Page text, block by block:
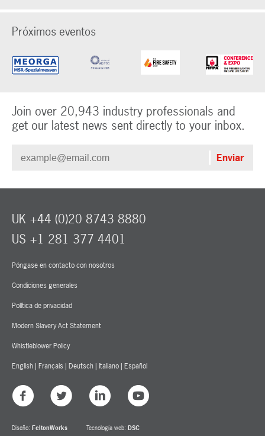
Próximos eventos
Join over 20,943 industry professionals and
get our latest news sent directly to your inbox.
Póngase en contacto con nosotros
Condiciones generales
Política de privacidad
Modern Slavery Act Statement
Whistleblower Policy
English | Français | Deutsch | Italiano | Español
UK +44 (0)20 8743 8880
US +1 281 377 4401
Diseño: FeltonWorks Tecnología web: DSC